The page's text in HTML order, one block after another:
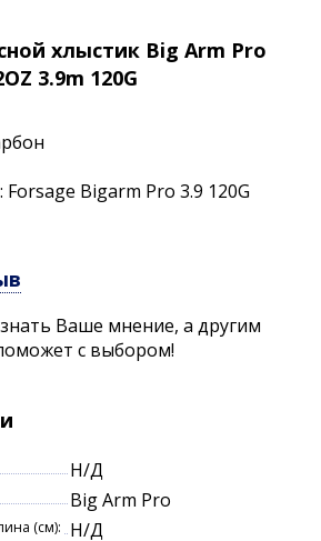
хлыстик Big Arm Pro
3.9m 120G
Bigarm Pro 3.9 120G
Ваше мнение, а другим
с выбором!
Н/Д
Big Arm Pro
(см): Н/Д